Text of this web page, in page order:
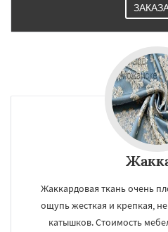
Жаккардовая ткань очень
ощупь жесткая и крепкая,
катышков. Стоимость